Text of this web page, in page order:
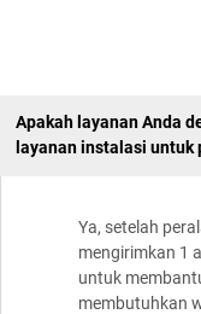
Apakah layanan Anda
layanan instalasi
Ya, setelah
mengirimkan 1
untuk
membutuhkan